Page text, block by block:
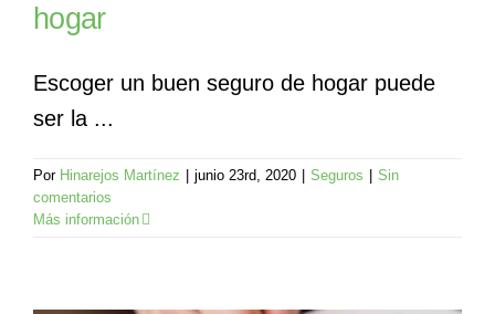
hogar
Escoger un buen seguro de hogar puede
ser la ...
Por Hinarejos Martínez junio 23rd, 2020 Seguros
Sin
comentarios
Más información